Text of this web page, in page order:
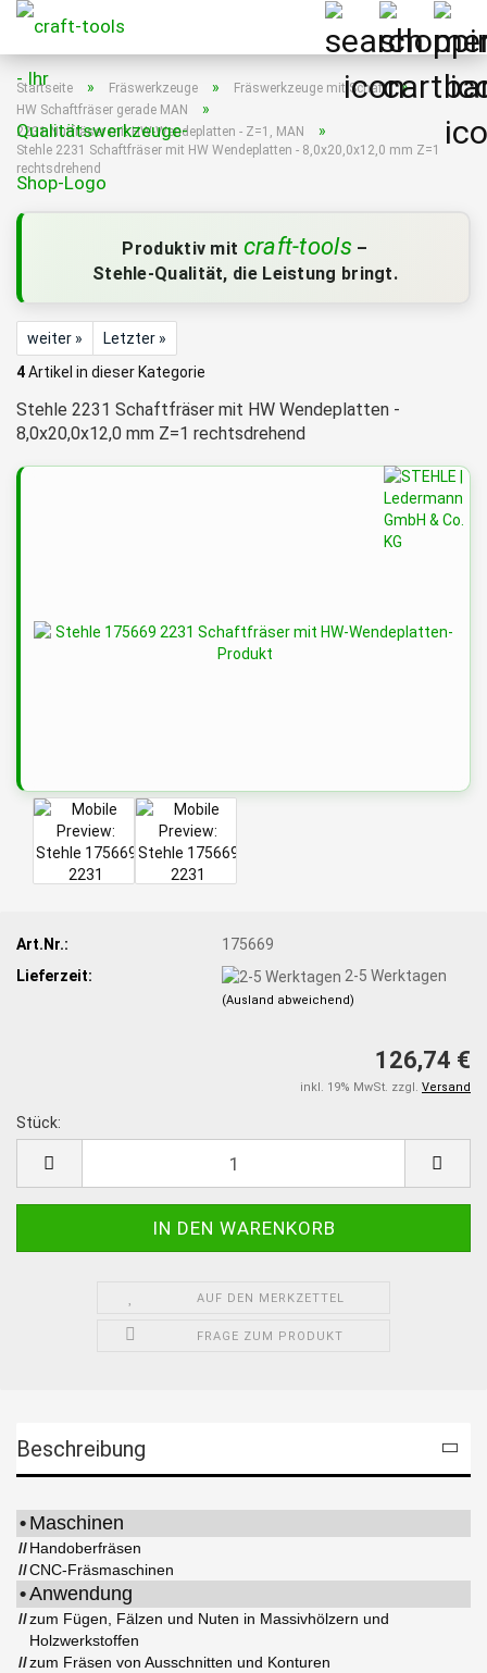
Startseite » Fräswerkzeuge » Fräswerkzeuge mit Schaft »
HW Schaftfräser gerade MAN »
2231 Nutfräser mit HW-Wendeplatten - Z=1, MAN »
Stehle 2231 Schaftfräser mit HW Wendeplatten - 8,0x20,0x12,0 mm Z=1
rechtsdrehend
Produktiv mit craft-tools –
Stehle-Qualität, die Leistung bringt.
weiter »
Letzter »
4Artikel in dieser Kategorie
Stehle 2231 Schaftfräser mit HW Wendeplatten -
8,0x20,0x12,0 mm Z=1 rechtsdrehend
Art.Nr.:
175669
Lieferzeit:
2-5 Werktagen
(Ausland abweichend)
126,74 €
inkl. 19% MwSt. zzgl. Versand
Stück:
AUF DEN MERKZETTEL
FRAGE ZUM PRODUKT
Beschreibung
• Maschinen
//Handoberfräsen
//CNC-Fräsmaschinen
•Anwendung
//zum Fügen, Fälzen und Nuten in Massivhölzern und
Holzwerkstoffen
//zum Fräsen von Ausschnitten und Konturen